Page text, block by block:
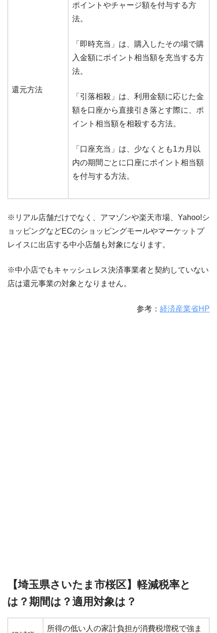
還元方法
ポイントやチャージ額を付与する方
法。
「即時充当」は、購入したその場で購
入金額にポイント相当額を充当する方
法。
「引落相殺」は、利用金額に応じた金
額を口座から直接引き落とす際に、ポ
イント相当額を相殺する方法。
「口座充当」は、少なくとも1カ月以
内の期間ごとに口座にポイント相当額
を付与する方法。
※リアル店舗だけでなく、アマゾンや楽天市場、Yahoo!シ
ョッピングなどECのショッピングモールやマーケットプ
レイスに出店する中小店舗も対象になります。
※中小店でもキャッシュレス決済事業者と契約していない
店は還元事業の対象となりません。
参考： 経済産業省HP
【埼玉県さいたま市桜区】軽減税率と
は？期間は？適用対象は？
所得の低い人の家計負担が消費税増税で強ま